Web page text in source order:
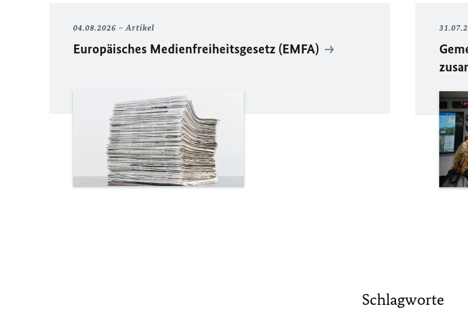
04.08.2026 Artikel
Europäisches Medienfreiheitsgesetz (EMFA)
Schlagworte